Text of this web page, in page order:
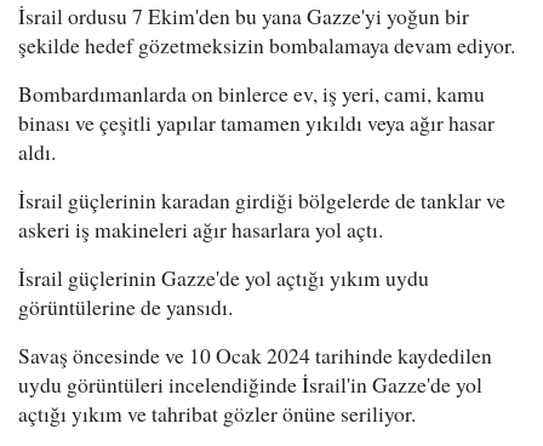
İsrail ordusu 7 Ekim'den bu yana Gazze'yi yoğun bir
şekilde hedef gözetmeksizin bombalamaya devam ediyor.
Bombardımanlarda on binlerce ev, iş yeri, cami, kamu
binası ve çeşitli yapılar tamamen yıkıldı veya ağır hasar
aldı.
İsrail güçlerinin karadan girdiği bölgelerde de tanklar ve
askeri iş makineleri ağır hasarlara yol açtı.
İsrail güçlerinin Gazze'de yol açtığı yıkım uydu
görüntülerine de yansıdı.
Savaş öncesinde ve 10 Ocak 2024 tarihinde kaydedilen
uydu görüntüleri incelendiğinde İsrail'in Gazze'de yol
açtığı yıkım ve tahribat gözler önüne seriliyor.